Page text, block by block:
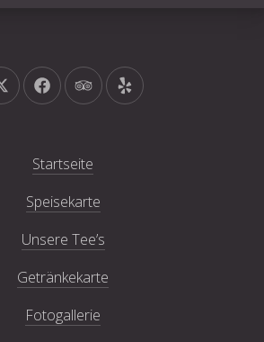
Neues Fenster
Neues Fenster
Neues FensterNeues Fenster
Startseite
Speisekarte
Unsere Tee’s
Getränkekarte
Fotogallerie